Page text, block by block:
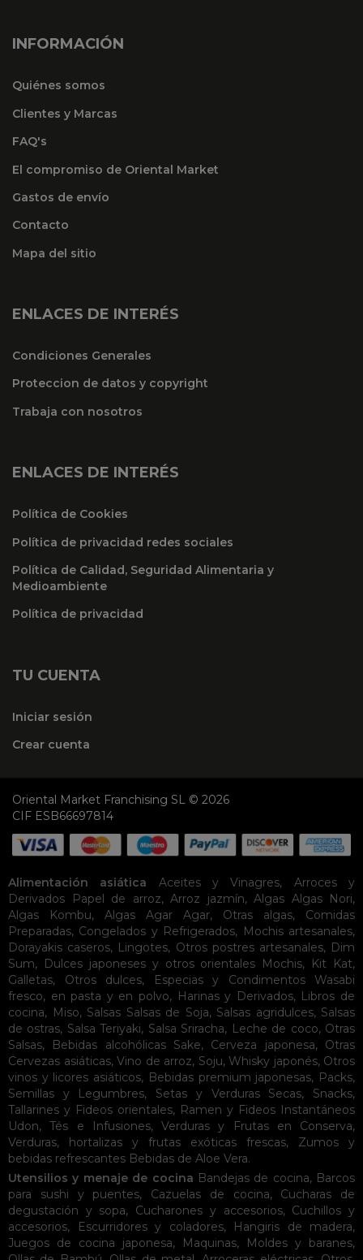
INFORMACIÓN
Quiénes somos
Clientes y Marcas
FAQ's
El compromiso de Oriental Market
Gastos de envío
Contacto
Mapa del sitio
ENLACES DE INTERÉS
Condiciones Generales
Proteccion de datos y copyright
Trabaja con nosotros
ENLACES DE INTERÉS
Política de Cookies
Política de privacidad redes sociales
Política de Calidad, Seguridad Alimentaria y
Medioambiente
Política de privacidad
TU CUENTA
Iniciar sesión
Crear cuenta
Oriental Market Franchising SL © 2026
CIF ESB66697814
Alimentación asiática Aceites y Vinagres, Arroces y
Derivados
Papel de arroz, Arroz jazmín, Algas Algas Nori,
Algas Kombu, Algas Agar Agar, Otras algas, Comidas
Preparadas, Congelados y Refrigerados, Mochis artesanales,
Dorayakis caseros, Lingotes, Otros postres artesanales, Dim
Sum, Dulces japoneses y otros orientales Mochis, Kit Kat,
Galletas, Otros dulces, Especias y Condimentos
Wasabi
fresco, en pasta y en polvo, Harinas y Derivados, Libros de
cocina, Miso, Salsas Salsas de Soja, Salsas agridulces, Salsas
de ostras, Salsa Teriyaki, Salsa Sriracha, Leche de coco, Otras
Salsas, Bebidas alcohólicas Sake, Cerveza japonesa, Otras
Cervezas asiáticas, Vino de arroz, Soju, Whisky japonés, Otros
vinos y licores asiáticos, Bebidas premium japonesas, Packs,
Semillas y Legumbres, Setas y Verduras Secas, Snacks,
Tallarines y Fideos orientales, Ramen y Fideos Instantáneos
Udon,Tés e Infusiones, Verduras y Frutas en Conserva,
Verduras, hortalizas y frutas exóticas frescas, Zumos y
bebidas refrescantes Bebidas de Aloe Vera.
Utensilios y menaje de cocina Bandejas de cocina, Barcos
para sushi y puentes, Cazuelas de cocina, Cucharas de
degustación y sopa, Cucharones y accesorios, Cuchillos y
accesorios, Escurridores y coladores, Hangiris de madera,
Juegos de cocina japonesa, Maquinas, Moldes y baranes,